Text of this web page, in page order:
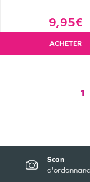
9,95€
ACHETER
1
Scan